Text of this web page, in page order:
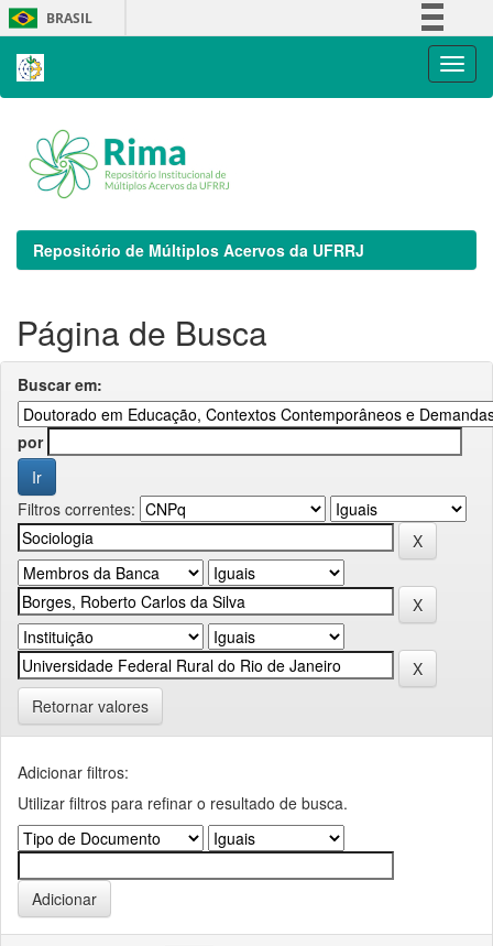
Skip
navigation
BRASIL
Repositório de Múltiplos Acervos da UFRRJ
Página de Busca
Buscar em:
por
Filtros correntes:
Retornar valores
Adicionar filtros:
Utilizar filtros para refinar o resultado de busca.